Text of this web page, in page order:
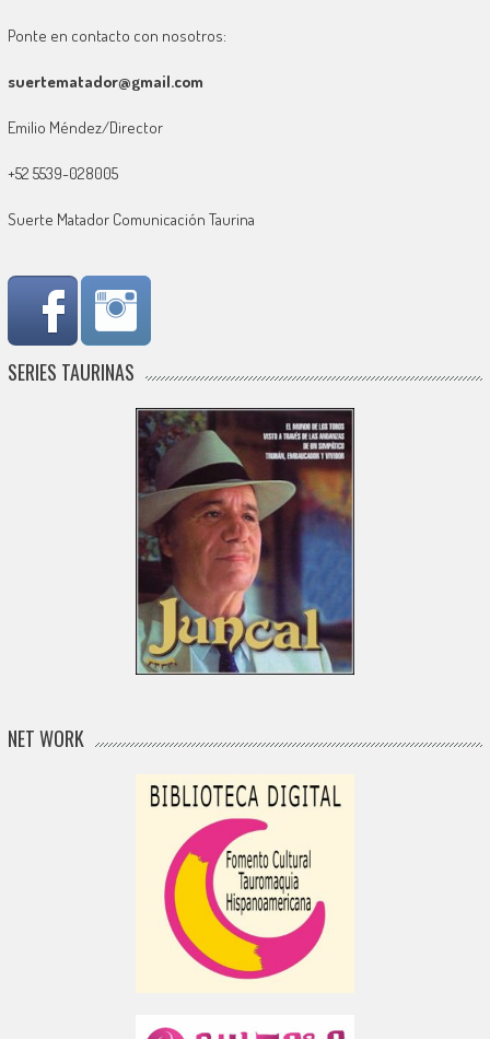
Ponte en contacto con nosotros:
suertematador@gmail.com
Emilio Méndez/Director
+52 5539-028005
Suerte Matador Comunicación Taurina
SERIES TAURINAS
NET WORK